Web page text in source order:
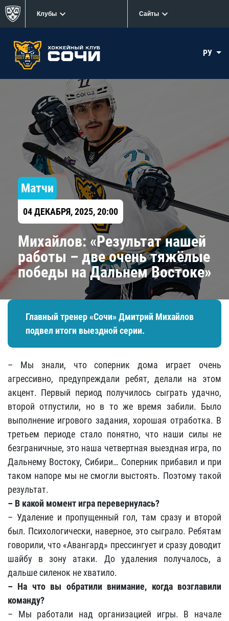
Клубы Сайты
РУ
Матчи
04 ДЕКАБРЯ, 2025, 20:00
Михайлов: «Результат нашей
работы – две очень тяжёлые
победы на Дальнем Востоке»
Главный тренер «Сочи» Дмитрий Михайлов
подвел итоги выездной серии.
– Мы знали, что соперник дома играет очень
агрессивно, предупреждали ребят, делали на этом
акцент. Первый период получилось сыграть удачно,
второй отпустили, но в то же время забили. Было
выполнение игрового задания, хорошая отработка. В
третьем периоде стало понятно, что наши силы не
безграничные, это наша четвертная выездная игра, по
Дальнему Востоку, Сибири… Соперник прибавил и при
таком напоре мы не смогли выстоять. Поэтому такой
результат.
– В какой момент игра перевернулась?
– Удаление и пропущенный гол, там сразу и второй
был. Психологически, наверное, это сыграло. Ребятам
говорили, что «Авангард» прессингует и сразу доводит
шайбу в зону атаки. До удаления получалось, а
дальше силенок не хватило.
– На что вы обратили внимание, когда возглавили
команду?
– Мы работали над организацией игры. В начале